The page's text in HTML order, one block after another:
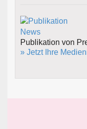
Publikation von
» Jetzt Ihre